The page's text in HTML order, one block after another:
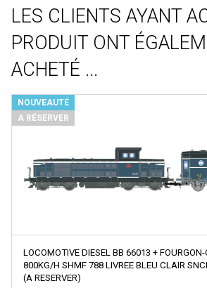
Voitures Voyageurs
Véhicules
Artitec
ARTRAIN
ATHEARN
ATLAS
ATM
AVAN STYLE
AWM
LES CLIENTS AYANT
PRODUIT ONT
ACHETÉ ...
NOUVEAUTÉ
A RÉSERVER
LOCOMOTIVE DIESEL BB 66013 +
800KG/H SHMF 788 LIVREE BLEU CLAIR
(A RESERVER)